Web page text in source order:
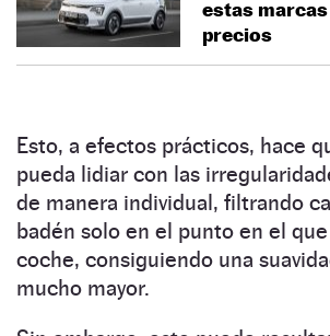
estas
precios
Esto, a efectos prácticos, hace
pueda lidiar con las
de manera individual, filtrando
badén solo en el punto en el
coche, consiguiendo una
mucho mayor.